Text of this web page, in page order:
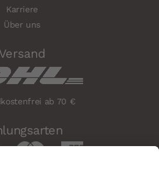
Karriere
Über uns
Versand
ab 70 €